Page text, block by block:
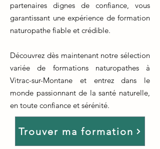
partenaires dignes de confiance, vous
garantissant une expérience de formation
naturopathe fiable et crédible.
Découvrez dès maintenant notre sélection
variée de formations naturopathes à
Vitrac-sur-Montane et entrez dans le
monde passionnant de la santé naturelle,
en toute confiance et sérénité.
Trouver ma formation